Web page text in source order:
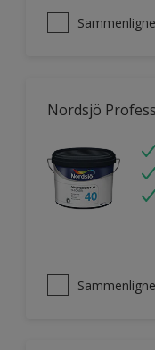
Sammenligne
Nordsjö
Sammenligne